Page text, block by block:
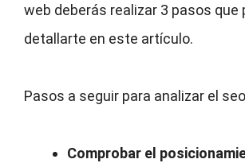
web deberás realizar 3 pasos que
detallarte en este artículo.
Pasos a seguir para analizar el
Comprobar el